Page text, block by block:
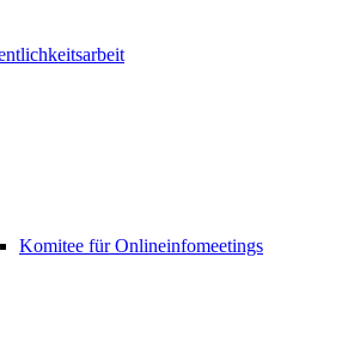
Komitee für Onlineinfomeetings